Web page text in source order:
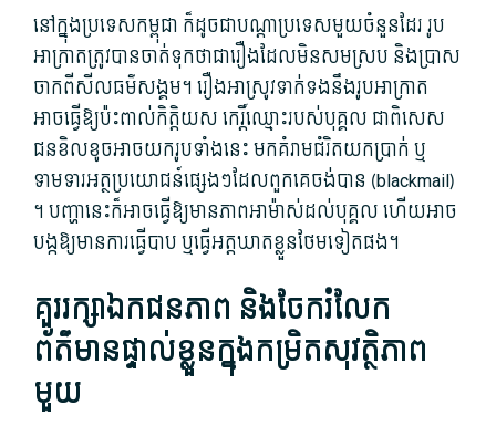
នៅ​ក្នុង​ប្រទេស​កម្ពុជា ក៏ដូចជា​បណ្តា​ប្រទេស​មួយ​ចំនួន​ដែរ រូប​
អាក្រាត​ត្រូវ​បាន​ចាត់ទុកថា​ជា​រឿង​ដែល​មិន​សមស្រប និង​ប្រាស
ចាក​ពី​សីលធម៌​សង្គម។ រឿងអាស្រូវ​ទាក់ទង​នឹង​រូប​អាក្រាត
អាច​ធ្វើ​ឱ្យ​ប៉ះពាល់​កិត្តិយស កេរ្តិ៍ឈ្មោះ​របស់​បុគ្គល ជាពិសេស​
ជនខិលខូច​អាច​យក​រូប​ទាំងនេះ មក​គំរាម​ជំរិត​យក​ប្រាក់ ឬ​
ទាមទារ​អត្ថ​ប្រយោជន៍​ផ្សេងៗ​ដែល​ពួក​គេ​ចង់បាន (blackmail​)
។ បញ្ហា​នេះ​ក៏​អាច​ធ្វើ​ឱ្យ​មាន​ភាព​អាម៉ាស់​ដល់​បុគ្គល ហើយ​អាច​
បង្ក​ឱ្យ​មានការ​ធ្វើបាប ឬ​ធ្វើ​អត្តឃាត​ខ្លួន​ថែមទៀត​ផង។
គួរ​រក្សា​ឯកជន​ភាព និង​ចែករំលែក​
ព័ត៌មាន​ផ្ទាល់ខ្លួន​ក្នុង​កម្រិត​សុវត្ថិភាព​
មួយ